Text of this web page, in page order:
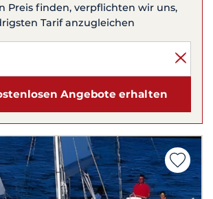
Preis finden, verpflichten wir uns,
Tarif anzugleichen
Angebote erhalten